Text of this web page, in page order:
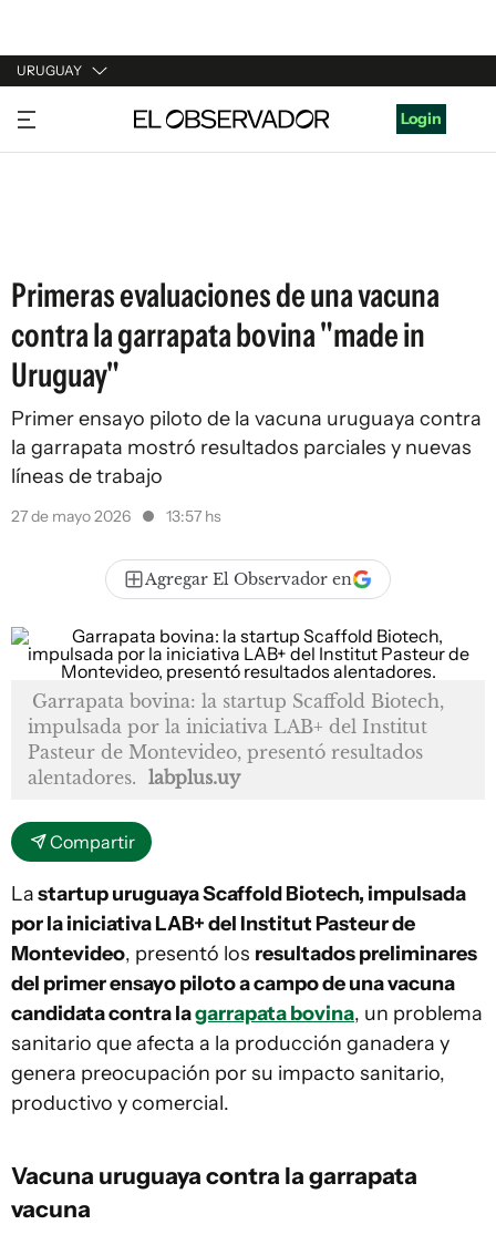
URUGUAY
URUGUAY
ARGENTINA
Login
Primeras evaluaciones de una vacuna
contra la garrapata bovina "made in
Uruguay"
Primer ensayo piloto de la vacuna uruguaya contra
la garrapata mostró resultados parciales y nuevas
líneas de trabajo
27 de mayo 2026 13:57 hs
Agregar El Observador en
Garrapata bovina: la startup Scaffold Biotech,
impulsada por la iniciativa LAB+ del Institut
Pasteur de Montevideo, presentó resultados
alentadores. labplus.uy
Compartir
Lastartup uruguaya Scaffold Biotech, impulsada
por la iniciativa LAB+ del Institut Pasteur de
Montevideo, presentó los resultados preliminares
del primer ensayo piloto a campo de una vacuna
candidata contra lagarrapata bovina, un problema
sanitario que afecta a la producción ganadera y
genera preocupación por su impacto sanitario,
productivo y comercial.
Vacuna uruguaya contra la garrapata
vacuna